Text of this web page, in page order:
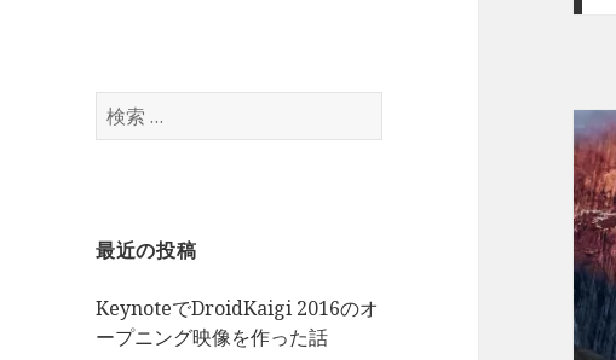
検
索:
最近の投稿
KeynoteでDroidKaigi 2016のオ
ープニング映像を作った話